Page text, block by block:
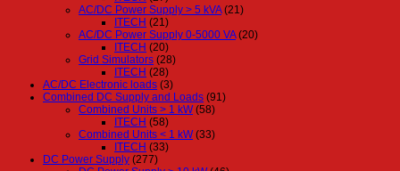
AC/DC Power Supply > 5 kVA (21)
ITECH (21)
AC/DC Power Supply 0-5000 VA (20)
ITECH (20)
Grid Simulators (28)
ITECH (28)
AC/DC Electronic loads (3)
Combined DC Supply and Loads (91)
Combined Units > 1 kW (58)
ITECH (58)
Combined Units < 1 kW (33)
ITECH (33)
DC Power Supply (277)